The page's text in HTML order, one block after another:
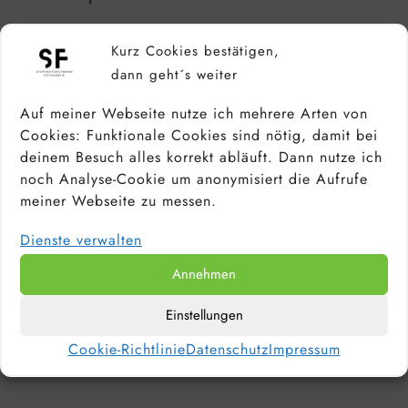
Kurz Cookies bestätigen,
dann geht´s weiter
Auf meiner Webseite nutze ich mehrere Arten von
Cookies: Funktionale Cookies sind nötig, damit bei
deinem Besuch alles korrekt abläuft. Dann nutze ich
noch Analyse-Cookie um anonymisiert die Aufrufe
meiner Webseite zu messen.
Dienste verwalten
Annehmen
Einstellungen
Cookie-RichtlinieDatenschutzImpressum
Auf meiner Webseite findest du wertvolle
Tipps zu Fotografie und Fotoequipment,
in denen ich mein Fachwissen mit dir
teile. Du kannst mir gerne eine Mail
schreiben:
Kontaktformular
Facebook
Instagram
Pinterest
LinkedIn
500px
YouTube
© 2026 Stephan Forstmann Fotografie
Impressum Datenschutz